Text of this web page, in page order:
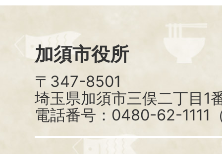
加須市役所
〒347-8501
埼玉県加須市三俣二丁目1
電話番号：0480-62-1111